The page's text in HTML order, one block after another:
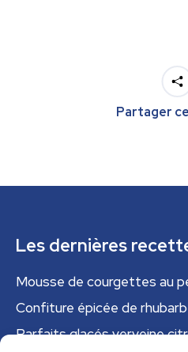
Partager
Les dernières
Mousse de courgettes au
Confiture épicée de
Parfaits glacés verveine